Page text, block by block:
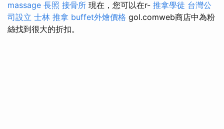
massage 長照 接骨所 現在，您可以在r- 推拿學徒 台灣公
司設立 士林 推拿 buffet外燴價格 gol.comweb商店中為粉
絲找到很大的折扣。